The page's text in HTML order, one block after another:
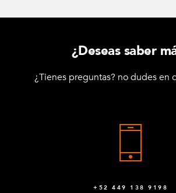
¿Deseas saber
¿Tienes preguntas? no dudes en
+52 449 138 9198